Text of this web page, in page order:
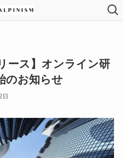
ース】オンライン研
のお知らせ
日